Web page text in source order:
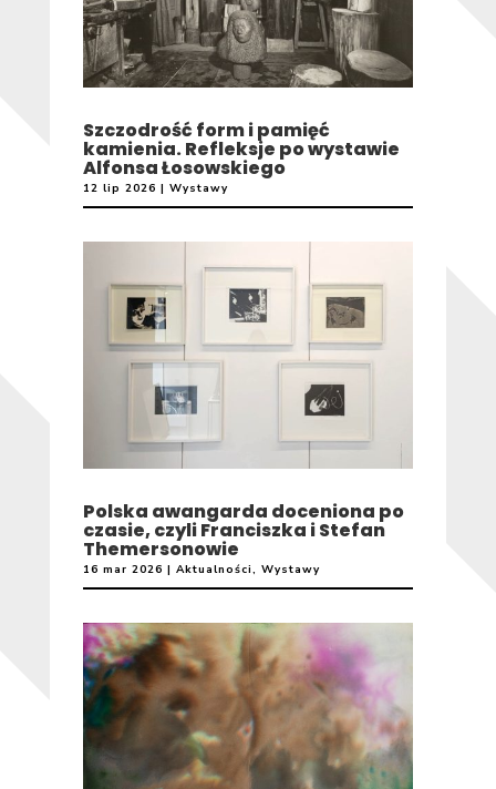
Szczodrość form i pamięć
kamienia. Refleksje po wystawie
Alfonsa Łosowskiego
12 lip 2026 | Wystawy
Polska awangarda doceniona po
czasie, czyli Franciszka i Stefan
Themersonowie
16 mar 2026 | Aktualności, Wystawy